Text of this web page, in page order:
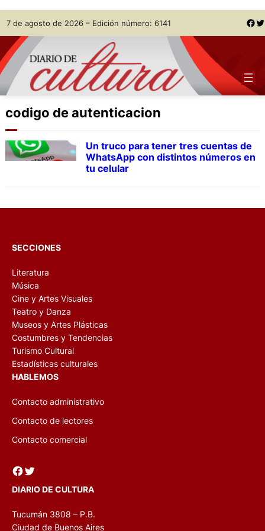
Skip
to
content
7 de agosto de 2026 – Edición número: 6141 Facebook Twitter
codigo de autenticacion
Un truco para tener tres cuentas de
WhatsApp con distintos números en
tu celular
SECCIONES
Literatura
Música
Cine y Artes Visuales
Teatro y Danza
Museos y Artes Plásticas
Costumbres y Tendencias
Turismo Cultural
Estadísticas culturales
HABLEMOS
Contacto administrativo
Contacto de lectores
Contacto comercial
Facebook Twitter
DIARIO DE CULTURA
Tucumán 3808 – P.B.
Ciudad de Buenos Aires